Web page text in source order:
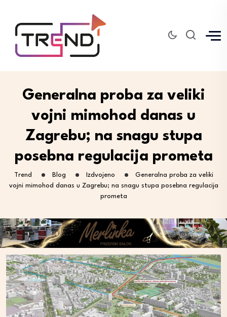
Generalna proba za veliki
vojni mimohod danas u
Zagrebu; na snagu stupa
posebna regulacija prometa
Trend Blog Izdvojeno
Generalna proba za veliki
vojni mimohod danas u Zagrebu; na snagu stupa posebna regulacija
prometa